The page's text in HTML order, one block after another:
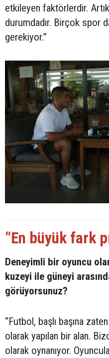
etkileyen faktörlerdir.
durumdadır. Birçok spor
gerekiyor.”
“En büyük fark
Deneyimli bir oyuncu
kuzeyi ile güneyi
görüyorsunuz?
“Futbol, başlı başına
olarak yapılan bir alan.
olarak oynanıyor.